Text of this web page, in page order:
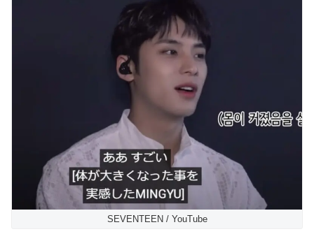
SEVENTEEN / YouTube